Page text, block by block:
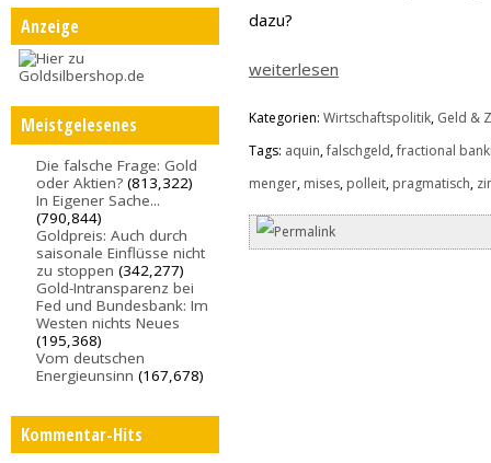
Anzeige
Meistgelesenes
Die falsche Frage: Gold
oder Aktien? (813,322)
In Eigener Sache...
(790,844)
Goldpreis: Auch durch
saisonale Einflüsse nicht
zu stoppen (342,277)
Gold-Intransparenz bei
Fed und Bundesbank: Im
Westen nichts Neues
(195,368)
Vom deutschen
Energieunsinn (167,678)
Kommentar-Hits
dazu?
weiterlesen
Kategorien:Wirtschaftspolitik, Geld &
Tags: aquin,falschgeld,fractional
menger, mises, polleit, pragmatisch,